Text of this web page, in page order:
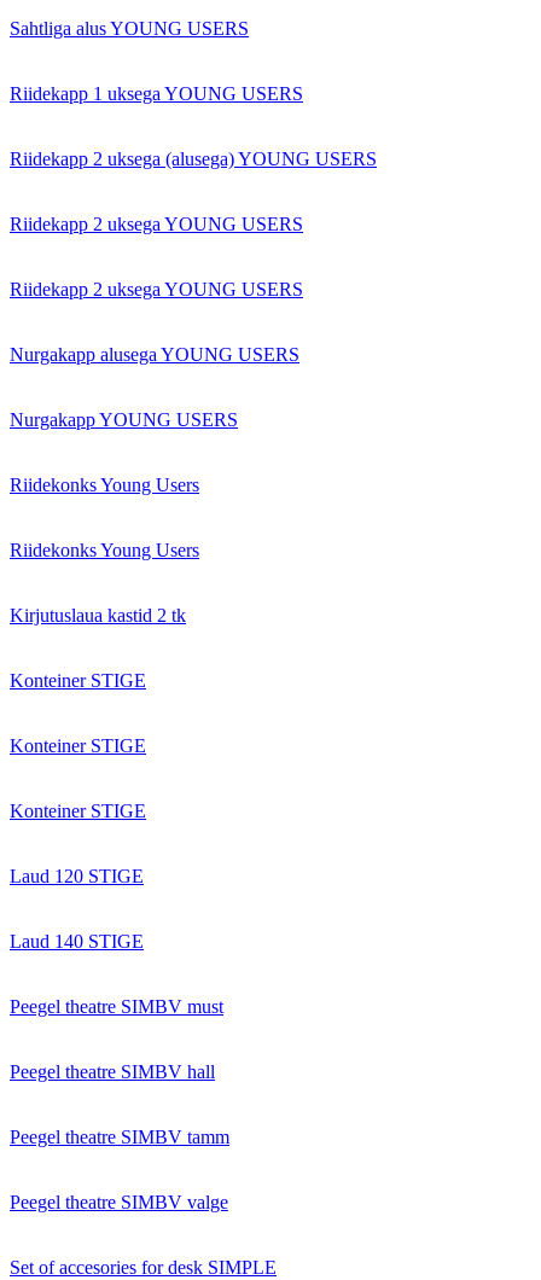
Sahtliga alus YOUNG USERS
Riidekapp 1 uksega YOUNG USERS
Riidekapp 2 uksega (alusega) YOUNG USERS
Riidekapp 2 uksega YOUNG USERS
Riidekapp 2 uksega YOUNG USERS
Nurgakapp alusega YOUNG USERS
Nurgakapp YOUNG USERS
Riidekonks Young Users
Riidekonks Young Users
Kirjutuslaua kastid 2 tk
Konteiner STIGE
Konteiner STIGE
Konteiner STIGE
Laud 120 STIGE
Laud 140 STIGE
Peegel theatre SIMBV must
Peegel theatre SIMBV hall
Peegel theatre SIMBV tamm
Peegel theatre SIMBV valge
Set of accesories for desk SIMPLE